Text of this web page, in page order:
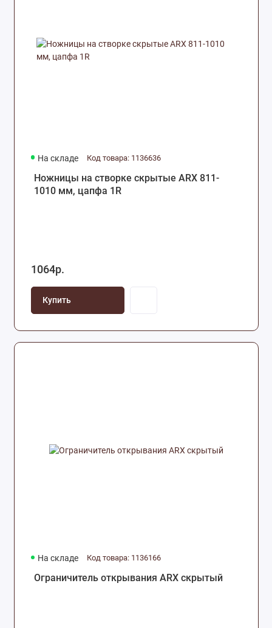
На складе Код товара: 1136636
Ножницы на створке скрытые ARX 811-
1010 мм, цапфа 1R
1064р.
Купить
На складе Код товара: 1136166
Ограничитель открывания ARX скрытый